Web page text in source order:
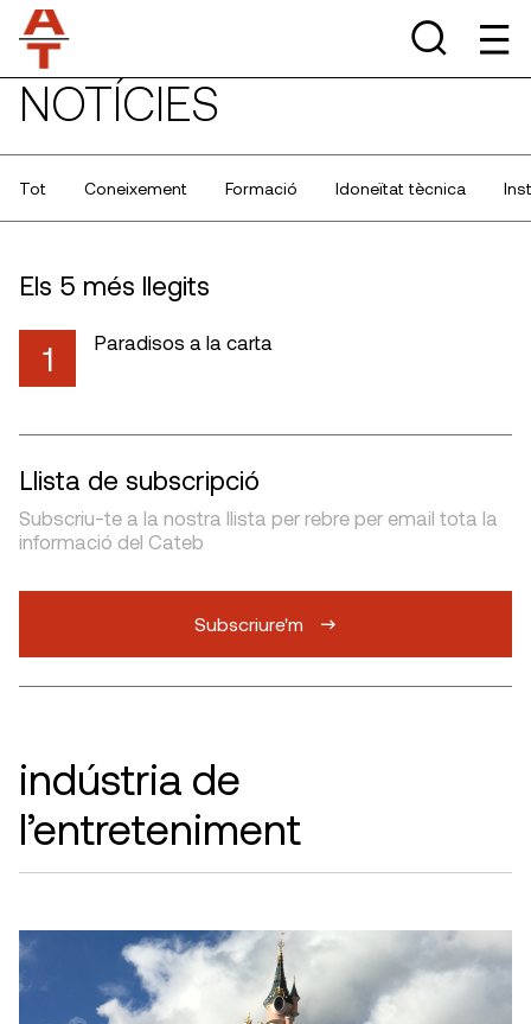
NOTÍCIES
Tot Coneixement Formació Idoneïtat tècnica
Els 5 més llegits
1 Paradisos a la carta
Llista de subscripció
Subscriu-te a la nostra llista per rebre per email tota la
informació del Cateb
Subscriure'm
indústria de
l’entreteniment